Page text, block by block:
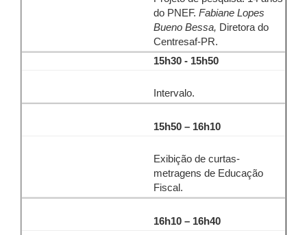
do PNEF. Fabiane Lopes
Bueno Bessa, Diretora do
Centresaf-PR.
15h30 - 15h50
Intervalo.
15h50 – 16h10
Exibição de curtas-
metragens de Educação
Fiscal.
16h10 – 16h40